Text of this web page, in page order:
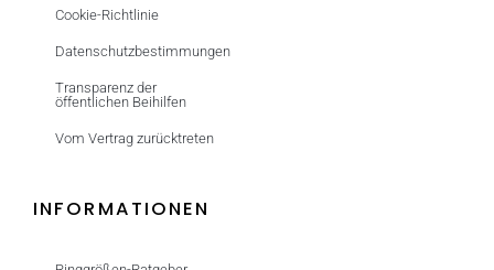
Cookie-Richtlinie
Datenschutzbestimmungen
Transparenz der
öffentlichen Beihilfen
Vom Vertrag zurücktreten
INFORMATIONEN